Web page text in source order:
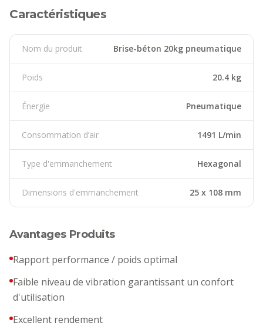
Caractéristiques
Nom du produit Brise-béton 20kg pneumatique
Poids 20.4 kg
Énergie Pneumatique
Consommation d’air 1491 L/min
Type d'emmanchement Hexagonal
Dimensions d'emmanchement 25 x 108 mm
Avantages Produits
Rapport performance / poids optimal
Faible niveau de vibration garantissant un confort
d'utilisation
Excellent rendement